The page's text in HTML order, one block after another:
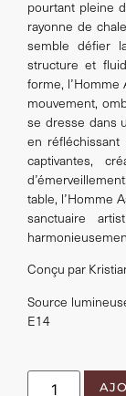
pourtant pleine
rayonne de
semble défier
structure et
forme,
mouvement,
se dresse dans
en
captivantes,
table, l’Homme
sanctuaire
Conçu par
Source
E14